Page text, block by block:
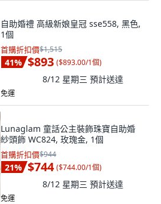
自助婚禮 高級新娘皇冠 sse558, 黑色,
1個
首購折扣價$1,515
41% $893 ($893.00/1個)
8/12 星期三 預計送達
免運
Lunaglam 童話公主裝飾珠寶自助婚
紗頭飾 WC824, 玫瑰金, 1個
首購折扣價$944
21% $744 ($744.00/1個)
8/12 星期三 預計送達
免運